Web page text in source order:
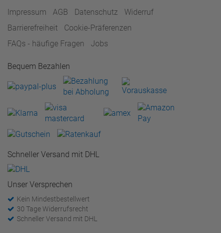
Impressum
AGB Datenschutz
Widerruf
Barrierefreiheit
Cookie-Präferenzen
FAQs - häufige Fragen
Jobs
Bequem Bezahlen
Schneller Versand mit DHL
Unser Versprechen
Kein Mindestbestellwert
30 Tage Widerrufsrecht
Schneller Versand mit DHL